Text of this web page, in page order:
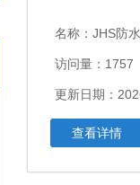
名称： JHS防水
访问量：1757
更新日期：
查看详情